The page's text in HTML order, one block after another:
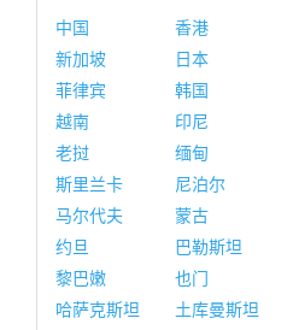
中国 香港
新加坡
日本
菲律宾
韩国
越南
印尼
老挝
缅甸
斯里兰卡
尼泊尔
马尔代夫
蒙古
约旦
巴勒斯坦
黎巴嫩
也门
哈萨克斯坦
土库曼斯坦